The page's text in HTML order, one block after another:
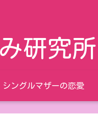
研究所
シングルマザーの恋愛